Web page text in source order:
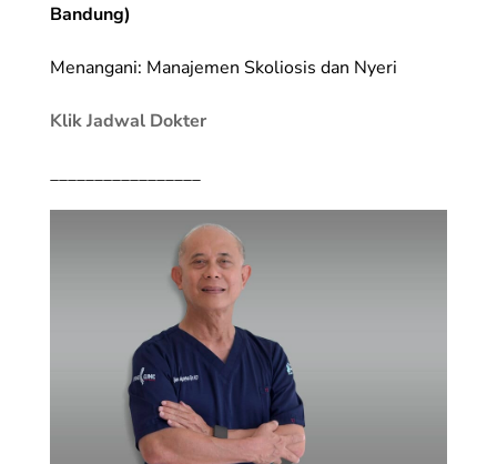
Bandung)
Menangani: Manajemen Skoliosis dan Nyeri
Klik Jadwal Dokter
_________________